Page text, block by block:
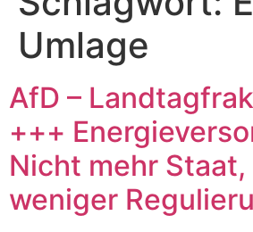
Umlage
AfD –
+++
Nicht mehr
weniger